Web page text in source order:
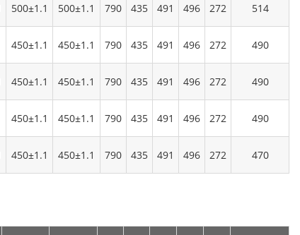
500±1.1 500±1.1 790 435 491 496 272 514
450±1.1 450±1.1 790 435 491 496 272 490
450±1.1 450±1.1 790 435 491 496 272 490
450±1.1 450±1.1 790 435 491 496 272 490
450±1.1 450±1.1 790 435 491 496 272 470